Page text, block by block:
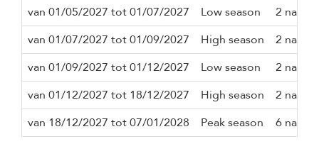
van 01/05/2027 tot 01/07/2027
Low season
2
van 01/07/2027 tot 01/09/2027
High season
2
van 01/09/2027 tot 01/12/2027
Low season
2
van 01/12/2027 tot 18/12/2027
High season
2
van 18/12/2027 tot 07/01/2028
Peak season 6